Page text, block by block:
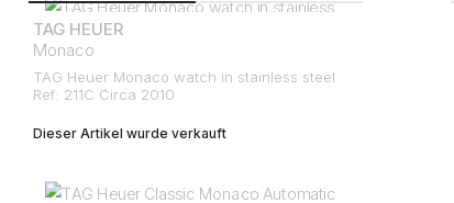
TAG HEUER
Monaco
TAG Heuer Monaco watch in stainless steel
Ref: 211C Circa 2010
Dieser Artikel wurde verkauft